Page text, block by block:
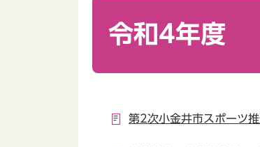
令和4年度
第2次小金井市スポーツ